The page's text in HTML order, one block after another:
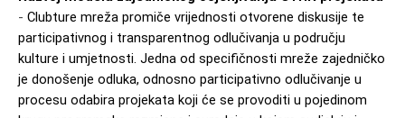
- Clubture mreža promiče vrijednosti otvorene diskusije te
participativnog i transparentnog odlučivanja u području
kulture i umjetnosti. Jedna od specifičnosti mreže zajedničko
je donošenje odluka, odnosno participativno odlučivanje u
procesu odabira projekata koji će se provoditi u pojedinom